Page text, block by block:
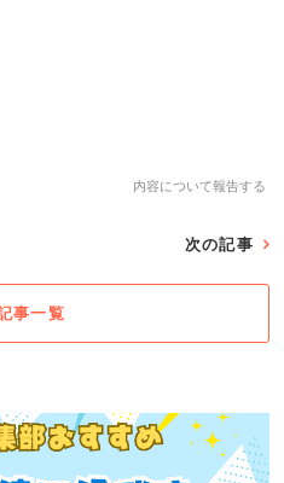
内容について報告する
次の記事
事一覧